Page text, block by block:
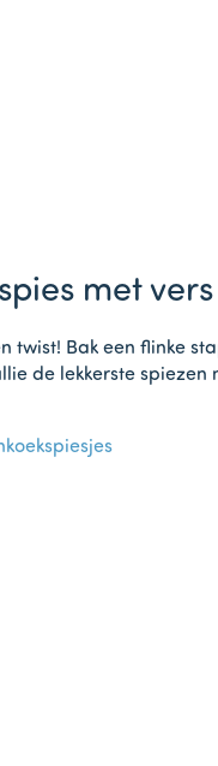
met
twist! Bak een flinke
de lekkerste